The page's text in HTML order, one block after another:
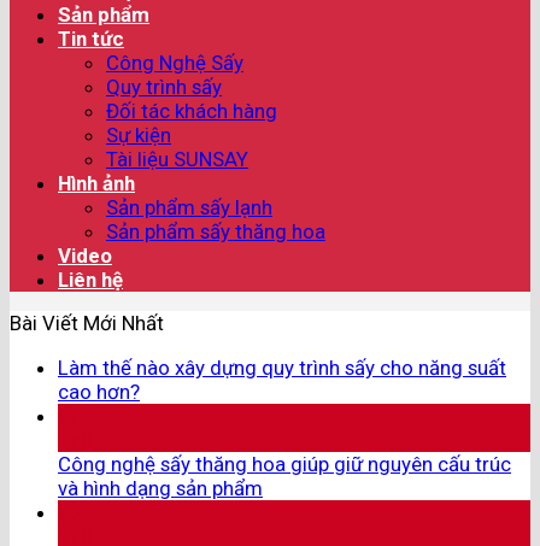
Sản phẩm
Tin tức
Công Nghệ Sấy
Quy trình sấy
Đối tác khách hàng
Sự kiện
Tài liệu SUNSAY
Hình ảnh
Sản phẩm sấy lạnh
Sản phẩm sấy thăng hoa
Video
Liên hệ
Bài Viết Mới Nhất
Làm thế nào xây dựng quy trình sấy cho năng suất
cao hơn?
Công nghệ sấy thăng hoa giúp giữ nguyên cấu trúc
và hình dạng sản phẩm